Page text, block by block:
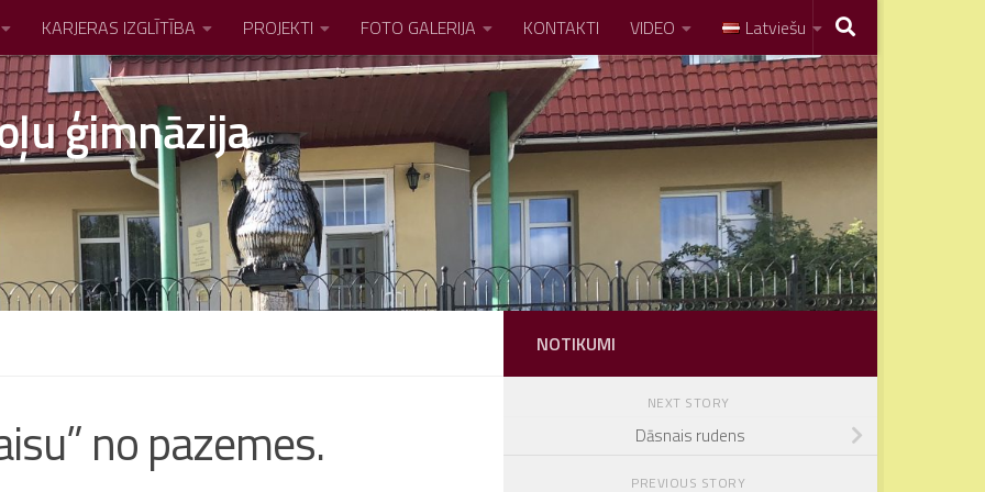
KARJERAS IZGLĪTĪBA PROJEKTI FOTO GALERIJA KONTAKTI VIDEO Latviešu
ģimnāzija
no pazemes.
NOTIKUMI
NEXT STORY
Dāsnais rudens
PREVIOUS STORY